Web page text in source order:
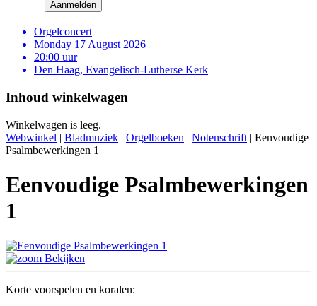
Orgelconcert
Monday 17 August 2026
20:00 uur
Den Haag, Evangelisch-Lutherse Kerk
Inhoud winkelwagen
Winkelwagen is leeg.
Webwinkel | Bladmuziek | Orgelboeken | Notenschrift | Eenvoudige
Psalmbewerkingen 1
Eenvoudige Psalmbewerkingen
1
Bekijken
Korte voorspelen en koralen: